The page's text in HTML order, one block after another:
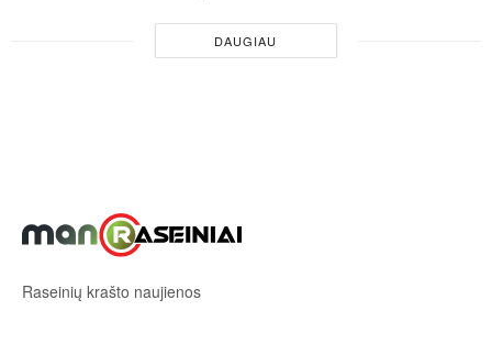
DAUGIAU
Raseinių krašto naujienos